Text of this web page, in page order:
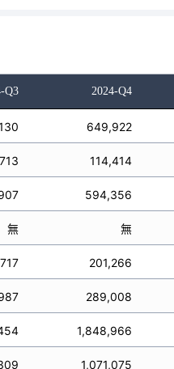
Q3 2024-Q4
649,922
114,414
594,356
無 無
201,266
289,008
1,848,966
1,071,075